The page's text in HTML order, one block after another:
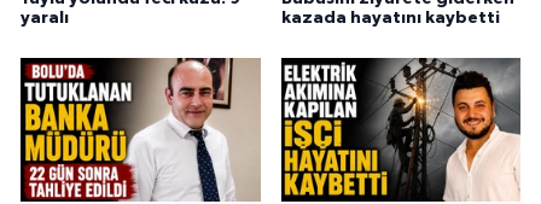
yaralı
kazada hayatını kaybetti